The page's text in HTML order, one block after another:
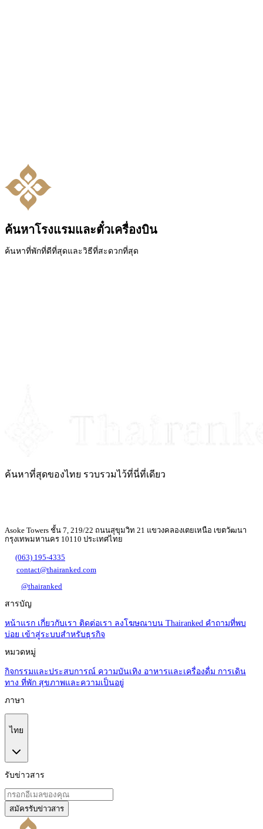
ค้นหาโรงแรมและตั๋วเครื่องบิน
ค้นหาที่พักที่ดีที่สุดและวิธีที่สะดวกที่สุด
ค้นหาที่สุดของไทย รวบรวมไว้ที่นี่ที่เดียว
Asoke Towers ชั้น 7, 219/22 ถนนสุขุมวิท 21 แขวงคลองเตยเหนือ เขตวัฒนา
กรุงเทพมหานคร 10110 ประเทศไทย
(063) 195-4335
contact@thairanked.com
@thairanked
สารบัญ
หน้าแรก เกี่ยวกับเรา ติดต่อเรา ลงโฆษณาบน Thairanked คำถามที่พบ
บ่อย เข้าสู่ระบบสำหรับธุรกิจ
หมวดหมู่
กิจกรรมและประสบการณ์ ความบันเทิง อาหารและเครื่องดื่ม การเดิน
ทาง ที่พัก สุขภาพและความเป็นอยู่
ภาษา
ไทย
รับข่าวสาร
สมัครรับข่าวสาร